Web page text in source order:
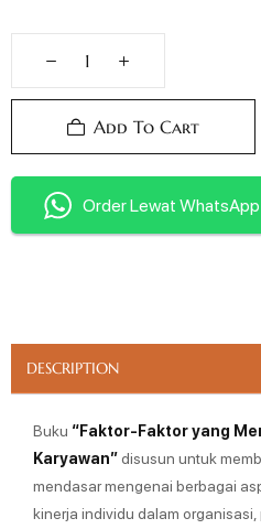
Add To Cart
Order Lewat WhatsApp
DESCRIPTION
Buku “Faktor-Faktor yang
Karyawan”disusun untuk
mendasar mengenai berbagai
kinerja individu dalam